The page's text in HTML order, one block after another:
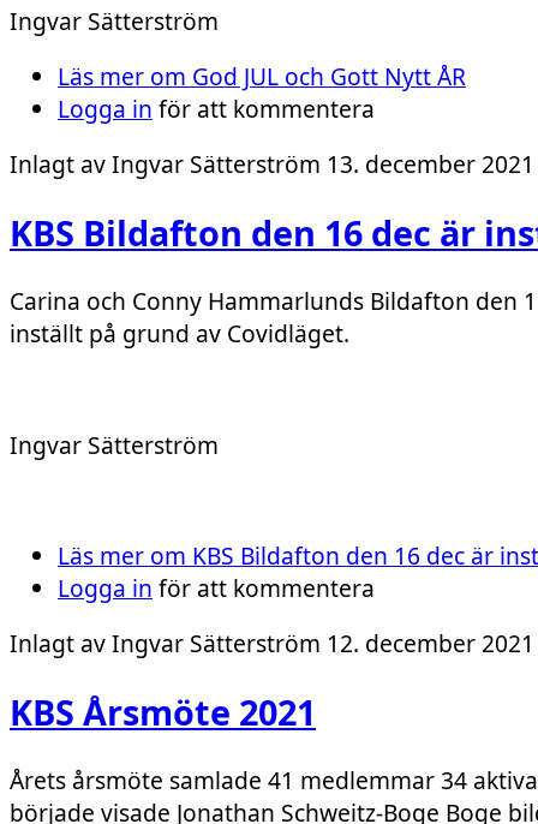
Ingvar Sätterström
Läs mer om God JUL och Gott Nytt ÅR
Logga in för att kommentera
Inlagt avIngvar Sätterström 13. december
KBS Bildafton den 16 dec är
Carina och Conny Hammarlunds Bildafton den
inställt på grund av Covidläget.
Ingvar Sätterström
Läs mer om KBS Bildafton den 16 dec är
Logga in för att kommentera
Inlagt avIngvar Sätterström 12. december
KBS Årsmöte 2021
Årets årsmöte samlade 41 medlemmar 34
började visade Jonathan Schweitz-Boge Boge